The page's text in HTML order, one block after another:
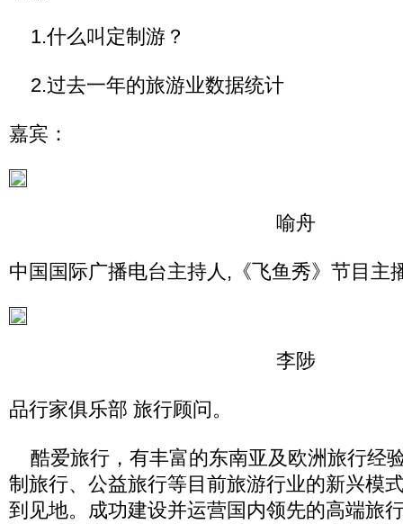
1.什么叫定制游？
2.过去一年的旅游业数据统计
嘉宾：
喻舟
中国国际广播电台主持人,《飞鱼秀》节目主
李陟
品行家俱乐部 旅行顾问。
酷爱旅行，有丰富的东南亚及欧洲旅行经
制旅行、公益旅行等目前旅游行业的新兴模
到见地。成功建设并运营国内领先的高端旅